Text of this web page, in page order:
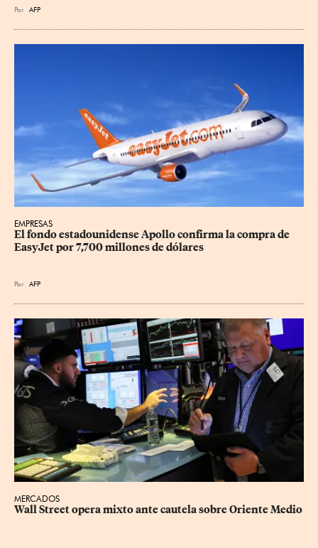
Por AFP
EMPRESAS
El fondo estadounidense Apollo confirma la compra de
EasyJet por 7,700 millones de dólares
Por AFP
MERCADOS
Wall Street opera mixto ante cautela sobre Oriente Medio